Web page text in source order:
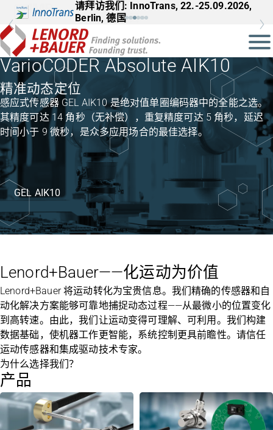
请拜访我们: InnoTrans, 22.-25.09.2026,
Berlin, 德国
VarioCODER Absolute AIK10
精准动态定位
感应式传感器 GEL AIK10 是绝对值单圈编码器中的全能之选。
其精度可达 14 角秒（无补偿），重复精度可达 5 角秒，延迟
时间小于 9 微秒，是众多应用场合的最佳选择。
GEL AIK10
Lenord+Bauer——化运动为价值
Lenord+Bauer 将运动转化为宝贵信息。我们精确的传感器和自
动化解决方案能够可靠地捕捉动态过程——从最微小的位置变化
到高转速。由此，我们让运动变得可理解、可利用。我们构建
数据基础，使机器工作更智能，系统控制更具前瞻性。请信任
运动传感器和集成驱动技术专家。
为什么选择我们？
产品